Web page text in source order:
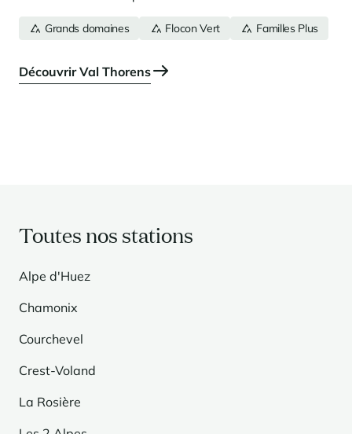
Grands domaines Flocon Vert Familles Plus
Découvrir Val Thorens
Toutes nos stations
Alpe d'Huez
Chamonix
Courchevel
Crest-Voland
La Rosière